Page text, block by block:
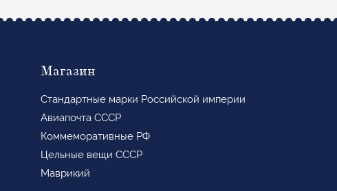
Магазин
Стандартные марки Российской империи
Авиапочта СССР
Коммеморативные РФ
Цельные вещи СССР
Маврикий